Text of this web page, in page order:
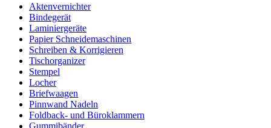
Aktenvernichter
Bindegerät
Laminiergeräte
Papier Schneidemaschinen
Schreiben & Korrigieren
Tischorganizer
Stempel
Locher
Briefwaagen
Pinnwand Nadeln
Foldback- und Büroklammern
Gummibänder